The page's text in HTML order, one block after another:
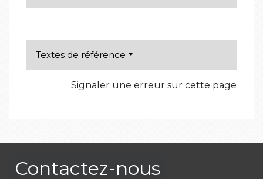
Textes de référence
Signaler une erreur sur cette page
Contactez-nous